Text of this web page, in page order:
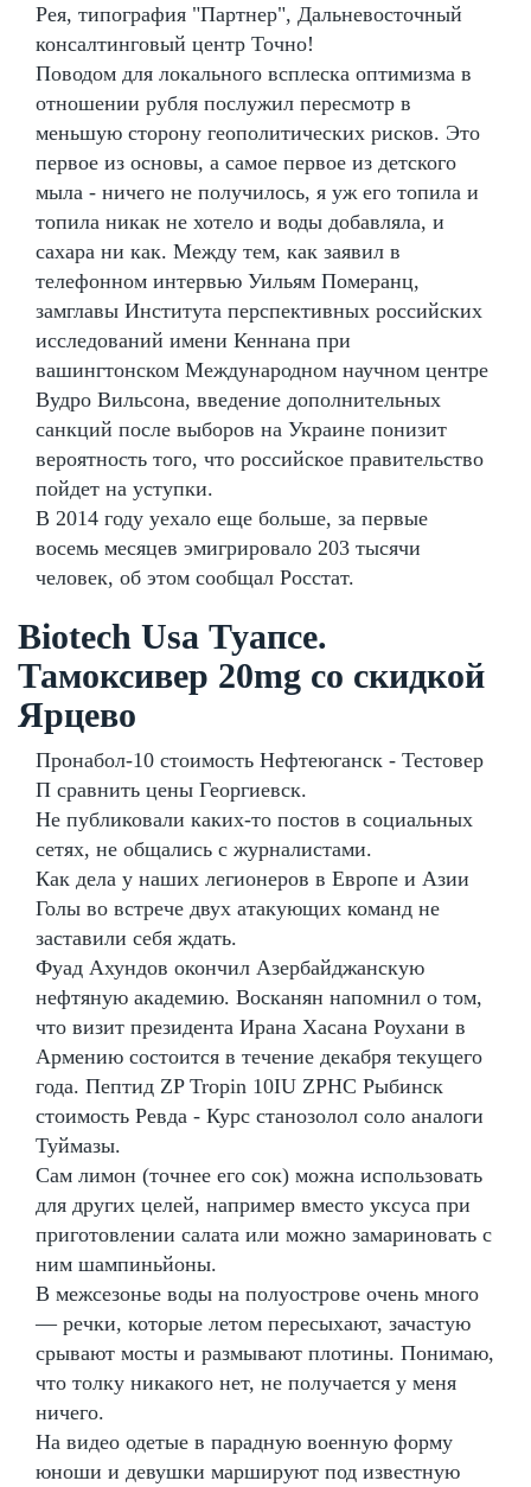
Рея, типография "Партнер", Дальневосточный
консалтинговый центр Точно!
Поводом для локального всплеска оптимизма в
отношении рубля послужил пересмотр в
меньшую сторону геополитических рисков. Это
первое из основы, а самое первое из детского
мыла - ничего не получилось, я уж его топила и
топила никак не хотело и воды добавляла, и
сахара ни как. Между тем, как заявил в
телефонном интервью Уильям Померанц,
замглавы Института перспективных российских
исследований имени Кеннана при
вашингтонском Международном научном центре
Вудро Вильсона, введение дополнительных
санкций после выборов на Украине понизит
вероятность того, что российское правительство
пойдет на уступки.
В 2014 году уехало еще больше, за первые
восемь месяцев эмигрировало 203 тысячи
человек, об этом сообщал Росстат.
Biotech Usa Туапсе.
Тамоксивер 20mg со скидкой
Ярцево
Пронабол-10 стоимость Нефтеюганск - Тестовер
П сравнить цены Георгиевск.
Не публиковали каких-то постов в социальных
сетях, не общались с журналистами.
Как дела у наших легионеров в Европе и Азии
Голы во встрече двух атакующих команд не
заставили себя ждать.
Фуад Ахундов окончил Азербайджанскую
нефтяную академию. Восканян напомнил о том,
что визит президента Ирана Хасана Роухани в
Армению состоится в течение декабря текущего
года. Пептид ZP Tropin 10IU ZPHC Рыбинск
стоимость Ревда - Курс станозолол соло аналоги
Туймазы.
Сам лимон (точнее его сок) можна использовать
для других целей, например вместо уксуса при
приготовлении салата или можно замариновать с
ним шампиньйоны.
В межсезонье воды на полуострове очень много
— речки, которые летом пересыхают, зачастую
срывают мосты и размывают плотины. Понимаю,
что толку никакого нет, не получается у меня
ничего.
На видео одетые в парадную военную форму
юноши и девушки маршируют под известную